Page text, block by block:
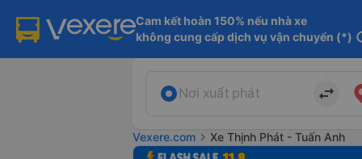
Cam kết hoàn 150% nếu nhà xe
không cung cấp dịch vụ vận chuyển (*)
Nơi xuất phát import_export
Vexere.com chevron_right Xe Thịnh Phát - Tuấn Anh